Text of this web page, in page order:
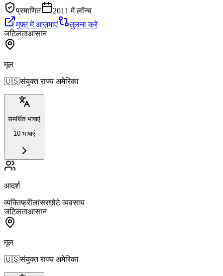
प्रमाणित
2011 में लॉन्च
मुफ़्त में आज़माएं
तुलना करें
जटिलताआसान
मूल
🇺🇸संयुक्त राज्य अमेरिका
समर्थित भाषाएं
10 भाषाएं
आदर्श
व्यक्तिफ्रीलांसरछोटे व्यवसाय
जटिलताआसान
मूल
🇺🇸संयुक्त राज्य अमेरिका